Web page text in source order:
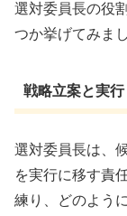
選対委員長の役
つか挙げてみま
戦略立案と実行
選対委員長は、
を実行に移す責
練り、どのよう